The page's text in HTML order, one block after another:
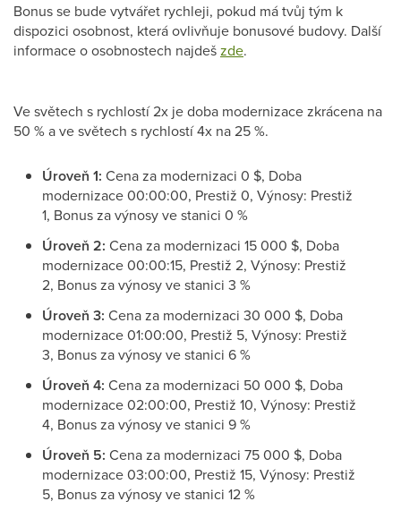
Bonus se bude vytvářet rychleji, pokud má tvůj tým k
dispozici osobnost, která ovlivňuje bonusové budovy. Další
informace o osobnostech najdešzde.
Ve světech s rychlostí 2x je doba modernizace zkrácena na
50 % a ve světech s rychlostí 4x na 25 %.
Úroveň 1: Cena za modernizaci 0 $, Doba
modernizace 00:00:00, Prestiž 0, Výnosy: Prestiž
1, Bonus za výnosy ve stanici 0 %
Úroveň 2: Cena za modernizaci 15 000 $, Doba
modernizace 00:00:15, Prestiž 2, Výnosy: Prestiž
2, Bonus za výnosy ve stanici 3 %
Úroveň 3: Cena za modernizaci 30 000 $, Doba
modernizace 01:00:00, Prestiž 5, Výnosy: Prestiž
3, Bonus za výnosy ve stanici 6 %
Úroveň 4: Cena za modernizaci 50 000 $, Doba
modernizace 02:00:00, Prestiž 10, Výnosy: Prestiž
4, Bonus za výnosy ve stanici 9 %
Úroveň 5: Cena za modernizaci 75 000 $, Doba
modernizace 03:00:00, Prestiž 15, Výnosy: Prestiž
5, Bonus za výnosy ve stanici 12 %